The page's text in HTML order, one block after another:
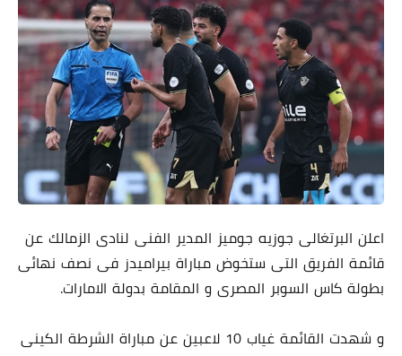
اعلن البرتغالى جوزيه جوميز المدير الفنى لنادى الزمالك عن
قائمة الفريق التى ستخوض مباراة بيراميدز فى نصف نهائى
بطولة كاس السوبر المصرى و المقامة بدولة الامارات.
و شهدت القائمة غياب 10 لاعبين عن مباراة الشرطة الكينى